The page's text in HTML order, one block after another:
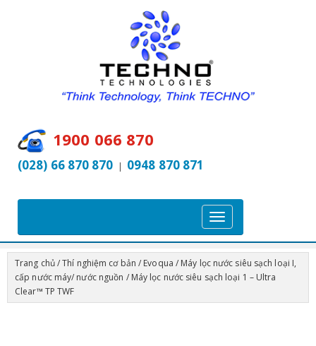
1900 066 870
(028) 66 870 870 | 0948 870 871
T
o
g
g
Trang chủ/Thí nghiệm cơ bản / Evoqua / Máy lọc nước siêu sạch loại I,
cấp nước máy/ nước nguồn / Máy lọc nước siêu sạch loại 1 – Ultra
Clear™ TP TWF